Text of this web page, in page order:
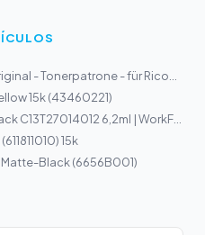
15k (43460221)
15k
Black (6656B001)